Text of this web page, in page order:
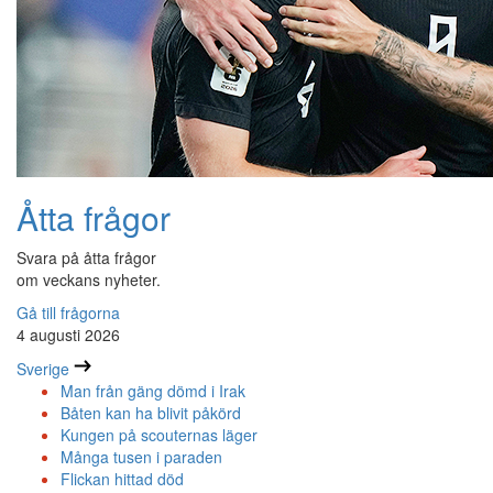
Åtta frågor
Svara på åtta frågor
om veckans nyheter.
Gå till frågorna
4 augusti 2026
Sverige
Man från gäng dömd i Irak
Båten kan ha blivit påkörd
Kungen på scouternas läger
Många tusen i paraden
Flickan hittad död